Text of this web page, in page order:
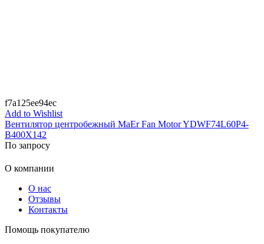
f7a125ee94ec
Add to Wishlist
Вентилятор центробежный MaEr Fan Motor YDWF74L60P4-
B400X142
По запросу
О компании
О нас
Отзывы
Контакты
Помощь покупателю